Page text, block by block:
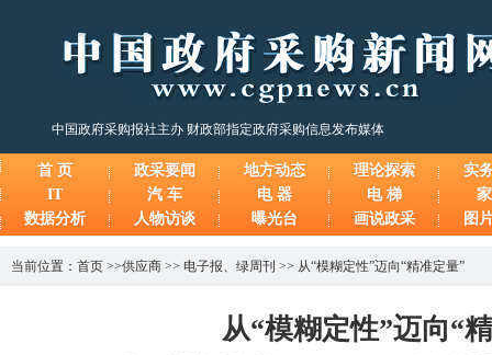
中国政府采购报社主办 财政部指定政府采购信息发布媒体
首 页 政采要闻 地方动态 理论探索
实
IT
汽 车 电 器 电 梯
数据分析
人物访谈 曝光台 画说政采 图
当前位置： 首页 >>供应商 >> 电子报、 绿周刊 >> 从“模糊定性”迈向“精准定量”
从“模糊定性”迈向“